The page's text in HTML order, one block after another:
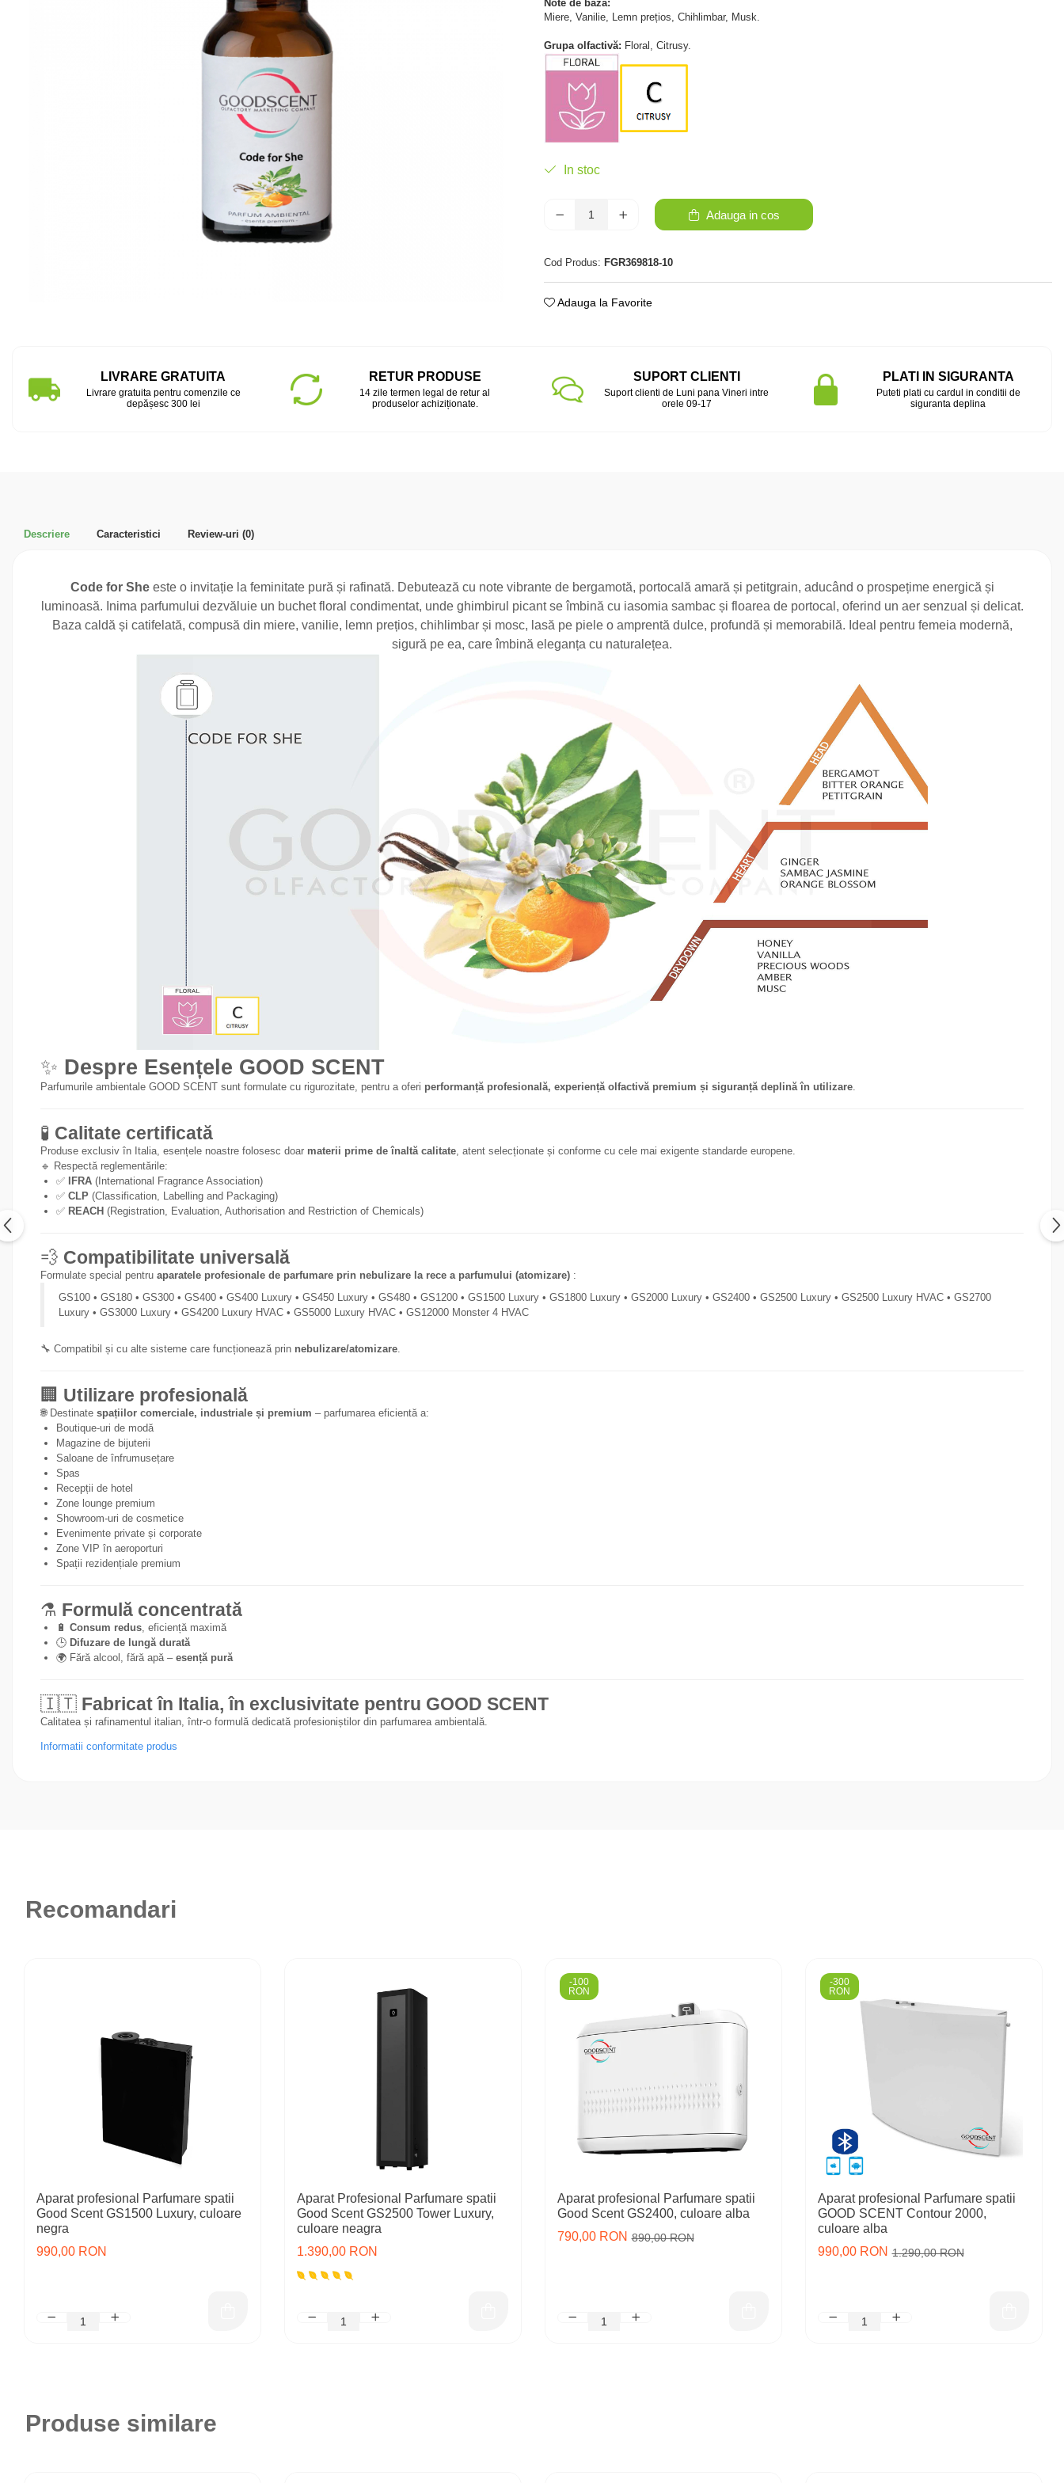
Note de bază:
Miere, Vanilie, Lemn prețios, Chihlimbar, Musk.
Grupa olfactivă: Floral, Citrusy.
In stoc
Adauga in cos
Cod Produs: FGR369818-10
Adauga la Favorite
LIVRARE GRATUITA
Livrare gratuita pentru comenzile ce
depășesc 300 lei
RETUR PRODUSE
14 zile termen legal de retur al
produselor achiziționate.
SUPORT CLIENTI
Suport clienti de Luni pana Vineri intre
orele 09-17
PLATI IN SIGURANTA
Puteti plati cu cardul in conditii de
siguranta deplina
Descriere Caracteristici Review-uri (0)
Code for Sheeste o invitație la feminitate pură și rafinată. Debutează cu note vibrante de bergamotă, portocală amară și petitgrain, aducând o prospețime energică și
luminoasă. Inima parfumului dezvăluie un buchet floral condimentat, unde ghimbirul picant se îmbină cu iasomia sambac și floarea de portocal, oferind un aer senzual și delicat.
Baza caldă și catifelată, compusă din miere, vanilie, lemn prețios, chihlimbar și mosc, lasă pe piele o amprentă dulce, profundă și memorabilă. Ideal pentru femeia modernă,
sigură pe ea, care îmbină eleganța cu naturalețea.
✨ Despre Esențele GOOD SCENT
Parfumurile ambientale GOOD SCENT sunt formulate cu rigurozitate, pentru a oferi performanță profesională, experiență olfactivă premium și siguranță deplină în utilizare.
🧪 Calitate certificată
Produse exclusiv în Italia, esențele noastre folosesc doar materii prime de înaltă calitate, atent selecționate și conforme cu cele mai exigente standarde europene.
🔹 Respectă reglementările:
✅
IFRA (International Fragrance Association)
✅ CLP (Classification, Labelling and Packaging)
✅ REACH (Registration, Evaluation, Authorisation and Restriction of Chemicals)
💨 Compatibilitate universală
Formulate special pentru aparatele profesionale de parfumare prin nebulizare la rece a parfumului (atomizare) :
GS100 • GS180 • GS300 • GS400 • GS400 Luxury • GS450 Luxury • GS480 • GS1200 • GS1500 Luxury • GS1800 Luxury • GS2000 Luxury • GS2400 • GS2500 Luxury • GS2500 Luxury HVAC • GS2700
Luxury • GS3000 Luxury • GS4200 Luxury HVAC • GS5000 Luxury HVAC • GS12000 Monster 4 HVAC
🔧 Compatibil și cu alte sisteme care funcționează prin nebulizare/atomizare.
🏢 Utilizare profesională
🌐 Destinate spațiilor comerciale, industriale și premium – parfumarea eficientă a:
Boutique-uri de modă
Magazine de bijuterii
Saloane de înfrumusețare
Spas
Recepții de hotel
Zone lounge premium
Showroom-uri de cosmetice
Evenimente private și corporate
Zone VIP în aeroporturi
Spații rezidențiale premium
⚗️ Formulă concentrată
🔋 Consum redus, eficiență maximă
🕒 Difuzare de lungă durată
🌍 Fără alcool, fără apă – esență pură
🇮🇹 Fabricat în Italia, în exclusivitate pentru GOOD SCENT
Calitatea și rafinamentul italian, într-o formulă dedicată profesioniștilor din parfumarea ambientală.
Informatii conformitate produs
Recomandari
Aparat profesional Parfumare spatii
Good Scent GS1500 Luxury, culoare
negra
990,00 RON
Aparat Profesional Parfumare spatii
Good Scent GS2500 Tower Luxury,
culoare neagra
1.390,00 RON
-100
RON
Aparat profesional Parfumare spatii
Good Scent GS2400, culoare alba
890,00 RON
790,00 RON
-300
RON
Aparat profesional Parfumare spatii
GOOD SCENT Contour 2000,
culoare alba
1.290,00 RON
990,00 RON
Produse similare